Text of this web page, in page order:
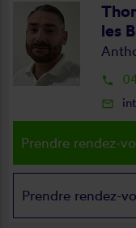
les
local_phone
mail_outline
Prendre rendez-
Prendre rendez-